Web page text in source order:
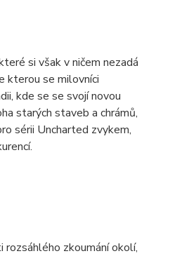
si však v ničem nezadá
kterou se milovníci
kde se se svojí novou
starých staveb a chrámů,
sérii Uncharted zvykem,
zkoumání okolí,